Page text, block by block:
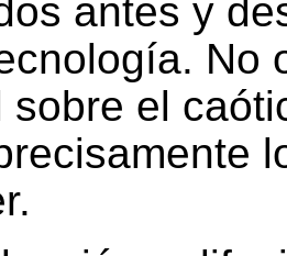
antes y
No
sobre el